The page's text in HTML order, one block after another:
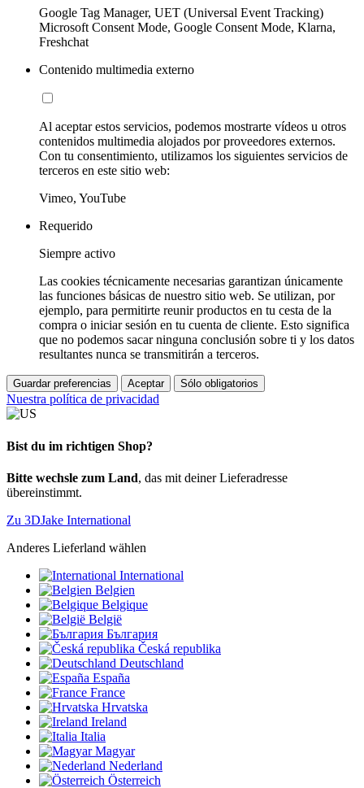
Google Tag Manager, UET (Universal Event Tracking)
Microsoft Consent Mode, Google Consent Mode, Klarna,
Freshchat
Contenido multimedia externo
Al aceptar estos servicios, podemos mostrarte vídeos u otros
contenidos multimedia alojados por proveedores externos.
Con tu consentimiento, utilizamos los siguientes servicios de
terceros en este sitio web:
Vimeo, YouTube
Requerido
Siempre activo
Las cookies técnicamente necesarias garantizan únicamente
las funciones básicas de nuestro sitio web. Se utilizan, por
ejemplo, para permitirte reunir productos en tu cesta de la
compra o iniciar sesión en tu cuenta de cliente. Esto significa
que no podemos sacar ninguna conclusión sobre ti y los datos
resultantes nunca se transmitirán a terceros.
Guardar preferencias Aceptar Sólo obligatorios
Nuestra política de privacidad
Bist du im richtigen Shop?
Bitte wechsle zum Land, das mit deiner Lieferadresse
übereinstimmt.
Zu 3DJake International
Anderes Lieferland wählen
International
Belgien
Belgique
België
България
Česká republika
Deutschland
España
France
Hrvatska
Ireland
Italia
Magyar
Nederland
Österreich